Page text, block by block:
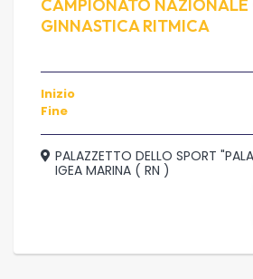
CAMPIONATO
GINNASTICA RITMICA
Inizio
Fine
PALAZZETTO DELLO SPORT
IGEA MARINA ( RN )